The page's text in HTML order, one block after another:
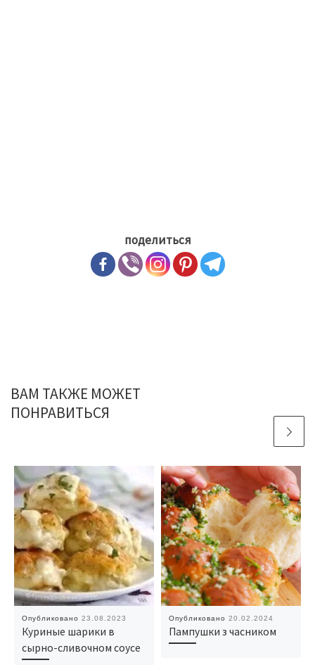
поделиться
ВАМ ТАКЖЕ МОЖЕТ
ПОНРАВИТЬСЯ
Опубликовано23.08.2023
Куриные шарики в
сырно-сливочном соусе
Опубликовано20.02.2024
Пампушки з часником